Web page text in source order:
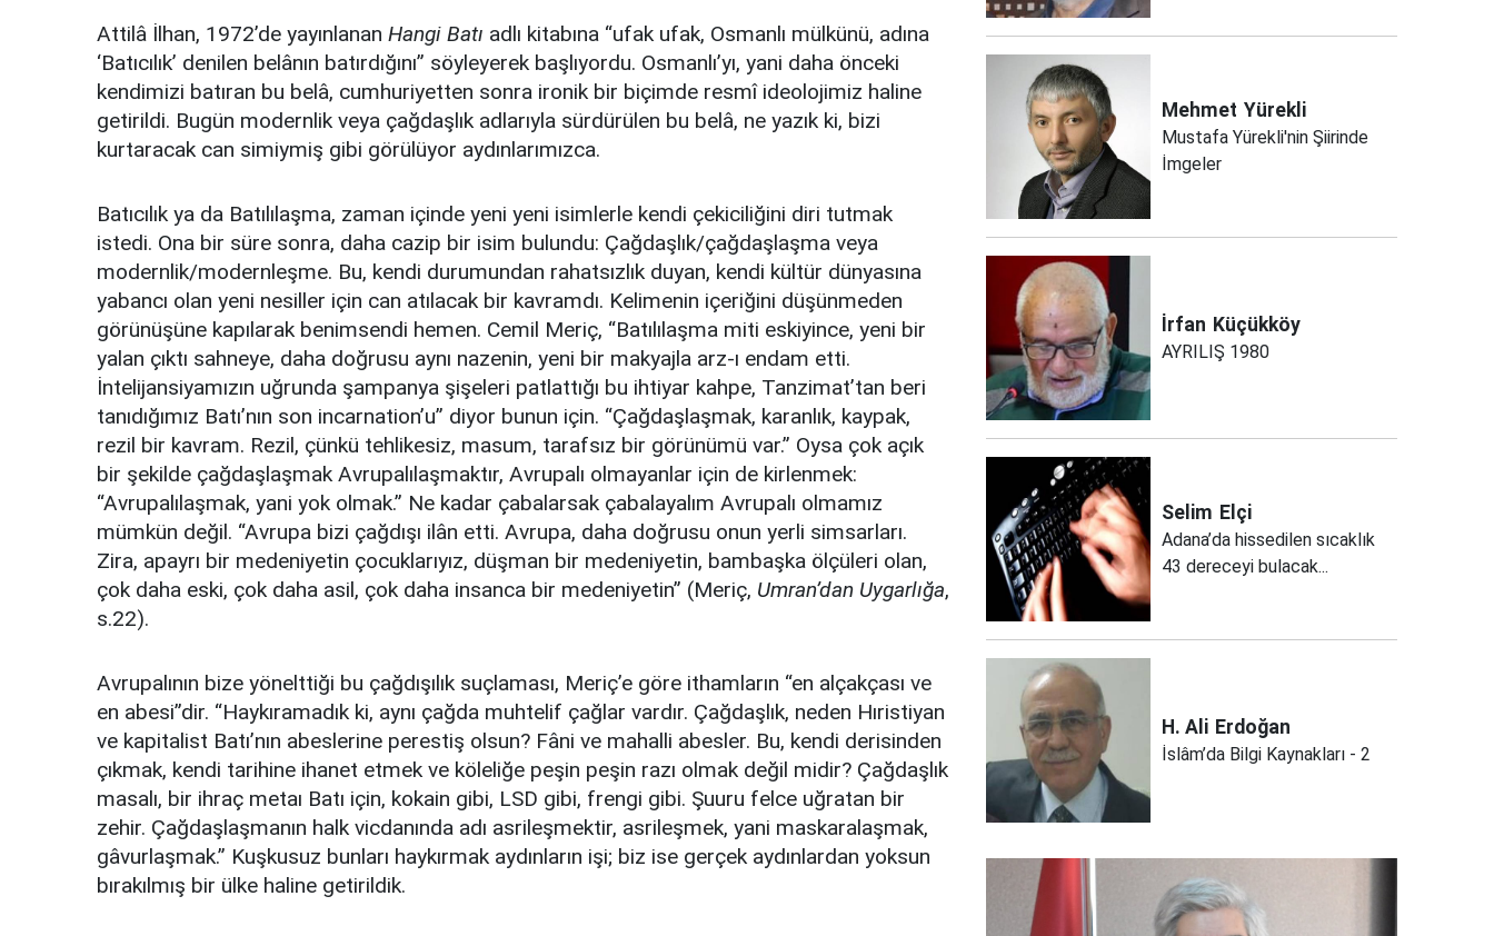
Attilâ İlhan, 1972’de yayınlanan Hangi Batı adlı kitabına “ufak ufak, Osmanlı mülkünü, adına
‘Batıcılık’ denilen belânın batırdığını” söyleyerek başlıyordu. Osmanlı’yı, yani daha önceki
kendimizi batıran bu belâ, cumhuriyetten sonra ironik bir biçimde resmî ideolojimiz haline
getirildi. Bugün modernlik veya çağdaşlık adlarıyla sürdürülen bu belâ, ne yazık ki, bizi
kurtaracak can simiymiş gibi görülüyor aydınlarımızca.
Batıcılık ya da Batılılaşma, zaman içinde yeni yeni isimlerle kendi çekiciliğini diri tutmak
istedi. Ona bir süre sonra, daha cazip bir isim bulundu: Çağdaşlık/çağdaşlaşma veya
modernlik/modernleşme. Bu, kendi durumundan rahatsızlık duyan, kendi kültür dünyasına
yabancı olan yeni nesiller için can atılacak bir kavramdı. Kelimenin içeriğini düşünmeden
görünüşüne kapılarak benimsendi hemen. Cemil Meriç, “Batılılaşma miti eskiyince, yeni bir
yalan çıktı sahneye, daha doğrusu aynı nazenin, yeni bir makyajla arz-ı endam etti.
İntelijansiyamızın uğrunda şampanya şişeleri patlattığı bu ihtiyar kahpe, Tanzimat’tan beri
tanıdığımız Batı’nın son incarnation’u” diyor bunun için. “Çağdaşlaşmak, karanlık, kaypak,
rezil bir kavram. Rezil, çünkü tehlikesiz, masum, tarafsız bir görünümü var.” Oysa çok açık
bir şekilde çağdaşlaşmak Avrupalılaşmaktır, Avrupalı olmayanlar için de kirlenmek:
“Avrupalılaşmak, yani yok olmak.” Ne kadar çabalarsak çabalayalım Avrupalı olmamız
mümkün değil. “Avrupa bizi çağdışı ilân etti. Avrupa, daha doğrusu onun yerli simsarları.
Zira, apayrı bir medeniyetin çocuklarıyız, düşman bir medeniyetin, bambaşka ölçüleri olan,
çok daha eski, çok daha asil, çok daha insanca bir medeniyetin” (Meriç, Umran’dan Uygarlığa,
s.22).
Avrupalının bize yönelttiği bu çağdışılık suçlaması, Meriç’e göre ithamların “en alçakçası ve
en abesi”dir. “Haykıramadık ki, aynı çağda muhtelif çağlar vardır. Çağdaşlık, neden Hıristiyan
ve kapitalist Batı’nın abeslerine perestiş olsun? Fâni ve mahalli abesler. Bu, kendi derisinden
çıkmak, kendi tarihine ihanet etmek ve köleliğe peşin peşin razı olmak değil midir? Çağdaşlık
masalı, bir ihraç metaı Batı için, kokain gibi, LSD gibi, frengi gibi. Şuuru felce uğratan bir
zehir. Çağdaşlaşmanın halk vicdanında adı asrileşmektir, asrileşmek, yani maskaralaşmak,
gâvurlaşmak.” Kuşkusuz bunları haykırmak aydınların işi; biz ise gerçek aydınlardan yoksun
bırakılmış bir ülke haline getirildik.
Mehmet Yürekli
Mustafa Yürekli'nin Şiirinde
İmgeler
İrfan Küçükköy
AYRILIŞ 1980
Selim Elçi
Adana’da hissedilen sıcaklık
43 dereceyi bulacak...
H. Ali Erdoğan
İslâm’da Bilgi Kaynakları - 2